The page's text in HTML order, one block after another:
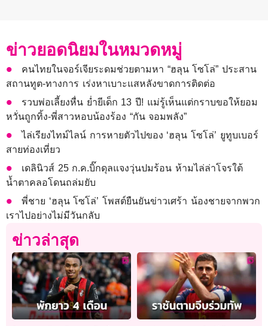
ข่าวยอดนิยมในหมวดหมู่
คนไทยในจอร์เจียระดมช่วยตามหา “ฮลุน โซโล่” ประสาน
สถานทูต-ทางการ เร่งหาเบาะแสหลังขาดการติดต่อ
รวบพ่อเลี้ยงหื่น ย่ำยีเด็ก 13 ปี! แม่รู้เห็นแต่กราบขอให้ยอม
หวั่นถูกทิ้ง-พี่สาวหอบน้องร้อง “กัน จอมพลัง”
ไล่เรียงไทม์ไลน์ การหายตัวไปของ ‘ฮลุน โซโล่’ ยูทูบเบอร์
สายท่องเที่ยว
เดลินิวส์ 25 ก.ค.บิ๊กดุลแจงวุ่นปมร้อน ห้ามไล่ล่าโจรใต้
น้ำตาคลอโดนถล่มยับ
พี่ชาย ‘ฮลุน โซโล่’ โพสต์ยืนยันข่าวเศร้า น้องชายจากพวก
เราไปอย่างไม่มีวันกลับ
ข่าวล่าสุด